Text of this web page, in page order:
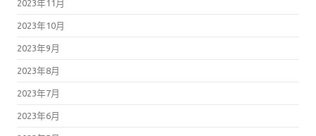
2023年11月
2023年10月
2023年9月
2023年8月
2023年7月
2023年6月